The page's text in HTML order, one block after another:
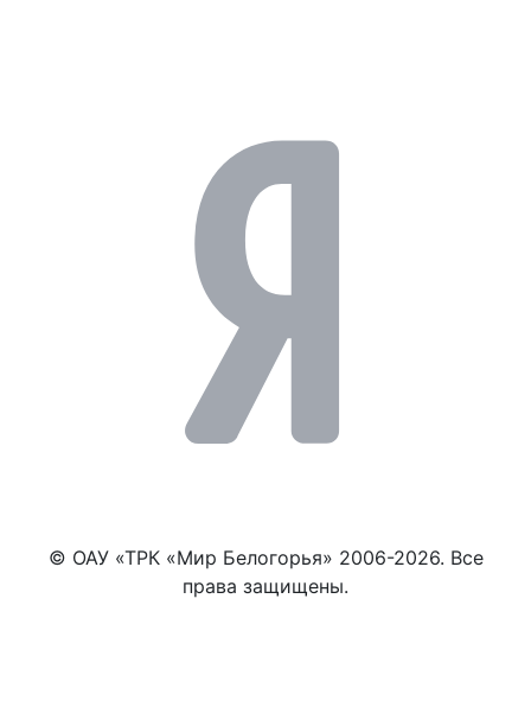
© ОАУ «ТРК «Мир Белогорья» 2006-2026. Все
права защищены.